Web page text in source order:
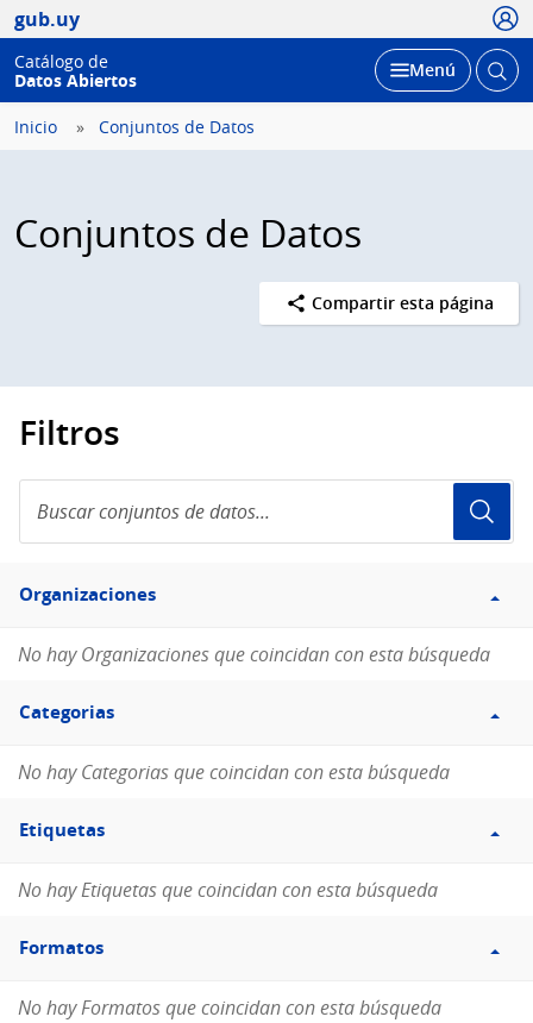
gub.uy
Catálogo de
Datos Abiertos
Desplegar
Menú Abrir
Inicio Conjuntos de Datos
Conjuntos de Datos
Compartir esta página
Filtros
conjuntos
de
Filtro
Organizaciones
Organizaciones
No hay Organizaciones que coincidan con esta búsqueda
Filtro
Categorias
Categorias
No hay Categorias que coincidan con esta búsqueda
Filtro
Etiquetas
Etiquetas
No hay Etiquetas que coincidan con esta búsqueda
Filtro
Formatos
Formatos
No hay Formatos que coincidan con esta búsqueda